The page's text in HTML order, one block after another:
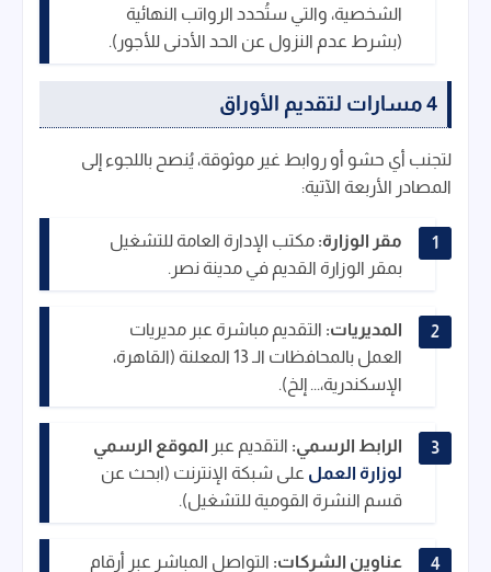
الشخصية، والتي ستُحدد الرواتب النهائية
(بشرط عدم النزول عن الحد الأدنى للأجور).
4 مسارات لتقديم الأوراق
لتجنب أي حشو أو روابط غير موثوقة، يُنصح باللجوء إلى
المصادر الأربعة الآتية:
مقر الوزارة: مكتب الإدارة العامة للتشغيل
بمقر الوزارة القديم في مدينة نصر.
المديريات: التقديم مباشرة عبر مديريات
العمل بالمحافظات الـ 13 المعلنة (القاهرة،
الإسكندرية،... إلخ).
الرابط الرسمي: التقديم عبر الموقع الرسمي
لوزارة العمل على شبكة الإنترنت (ابحث عن
قسم النشرة القومية للتشغيل).
عناوين الشركات: التواصل المباشر عبر أرقام